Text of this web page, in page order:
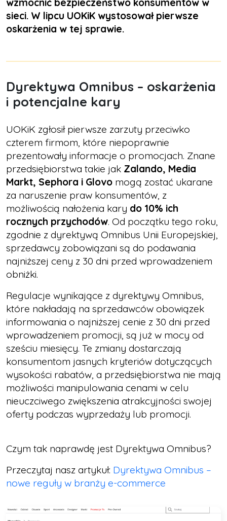
sieci. W lipcu UOKiK wystosował pierwsze
oskarżenia w tej sprawie.
Dyrektywa Omnibus – oskarżenia
i potencjalne kary
UOKiK zgłosił pierwsze zarzuty przeciwko
czterem firmom, które niepoprawnie
prezentowały informacje o promocjach. Znane
przedsiębiorstwa takie jak Zalando, Media
Markt, Sephora i Glovo mogą zostać ukarane
za naruszenie praw konsumentów, z
możliwością nałożenia kary do 10% ich
rocznych przychodów. Od początku tego roku,
zgodnie z dyrektywą Omnibus Unii Europejskiej,
sprzedawcy zobowiązani są do podawania
najniższej ceny z 30 dni przed wprowadzeniem
obniżki.
Regulacje wynikające z dyrektywy Omnibus,
które nakładają na sprzedawców obowiązek
informowania o najniższej cenie z 30 dni przed
wprowadzeniem promocji, są już w mocy od
sześciu miesięcy. Te zmiany dostarczają
konsumentom jasnych kryteriów dotyczących
wysokości rabatów, a przedsiębiorstwa nie mają
możliwości manipulowania cenami w celu
nieuczciwego zwiększenia atrakcyjności swojej
oferty podczas wyprzedaży lub promocji.
Czym tak naprawdę jest Dyrektywa Omnibus?
Przeczytaj nasz artykuł: Dyrektywa Omnibus –
nowe reguły w branży e-commerce